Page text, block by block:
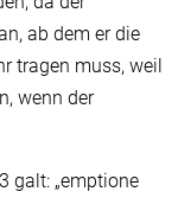
ab dem er die
tragen muss, weil
wenn der
galt: „emptione